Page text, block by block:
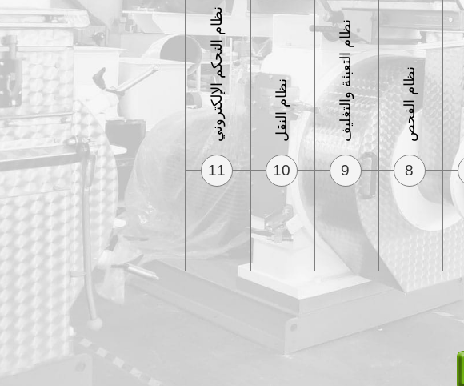
نظام الفحص
8
نظام التعبئة والتغليف
9
نظام النقل
10
نظام التحكم الإلكتروني
11